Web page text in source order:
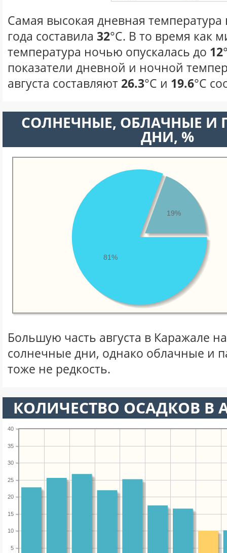
Самая высокая дневная температура
года составила 32°С. В то время как
температура ночью опускалась до 12
показатели дневной и ночной
августа составляют 26.3°С и 19.6°С
CОЛНЕЧНЫЕ, ОБЛАЧНЫЕ И
ДНИ, %
81%
19%
Большую часть августа в Каражале
солнечные дни, однако облачные и
тоже не редкость.
КОЛИЧЕСТВО ОСАДКОВ В
5
10
15
20
25
30
35
40